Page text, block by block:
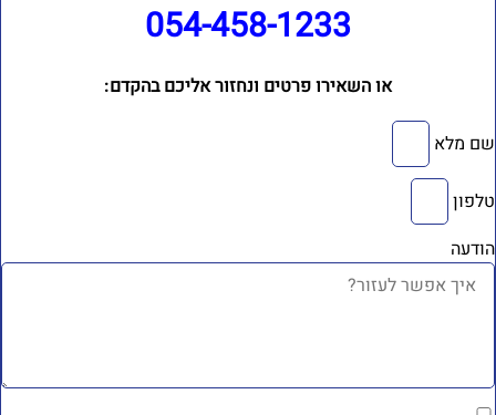
054-458-1233⁩
או השאירו פרטים ונחזור אליכם בהקדם:
מלא